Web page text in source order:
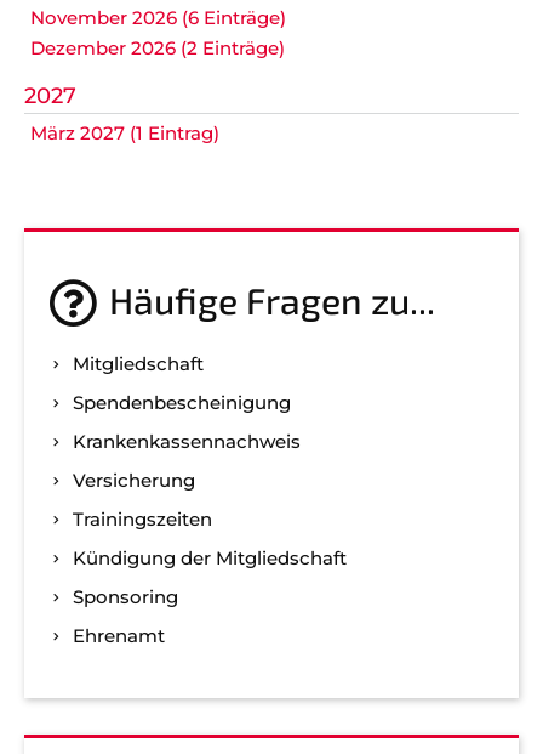
November 2026 (6 Einträge)
Dezember 2026 (2 Einträge)
2027
März 2027 (1 Eintrag)
Häufige Fragen zu...
Mitgliedschaft
Spenden­bescheinigung
Kranken­kassen­nachweis
Versicherung
Trainingszeiten
Kündigung der Mitgliedschaft
Sponsoring
Ehrenamt